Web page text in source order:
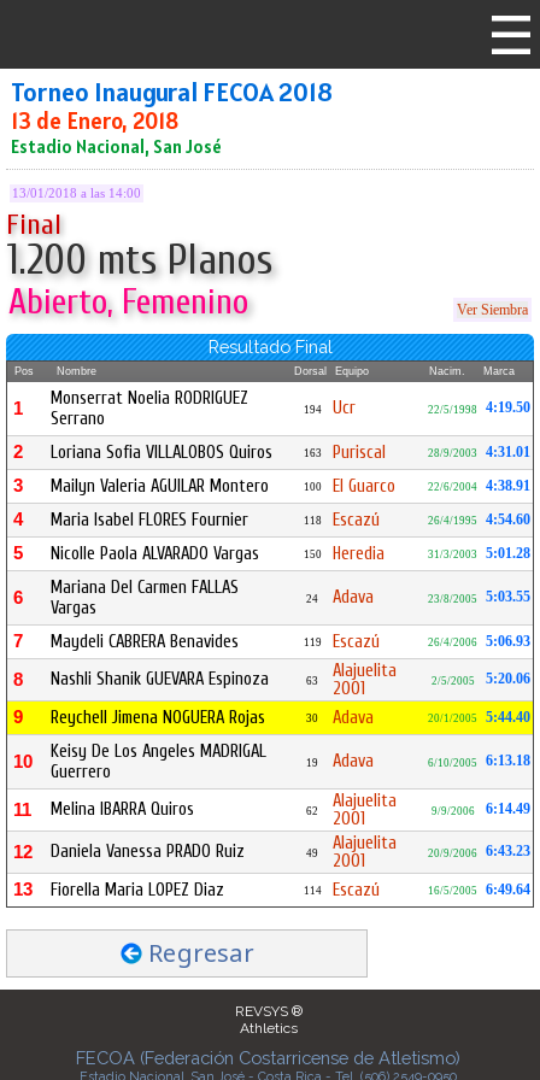
Torneo Inaugural FECOA 2018
13 de Enero, 2018
Estadio Nacional, San José
13/01/2018 a las 14:00
Final
1.200 mts Planos
Abierto, Femenino Ver Siembra
Resultado Final
Pos Nombre Dorsal Equipo Nacim. Marca
1
Monserrat Noelia RODRIGUEZ
Serrano
194 Ucr 22/5/1998 4:19.50
2 Loriana Sofia VILLALOBOS Quiros 163 Puriscal 28/9/2003 4:31.01
3 Mailyn Valeria AGUILAR Montero 100 El Guarco 22/6/2004 4:38.91
4 Maria Isabel FLORES Fournier 118 Escazú 26/4/1995 4:54.60
5 Nicolle Paola ALVARADO Vargas 150 Heredia 31/3/2003 5:01.28
6
Mariana Del Carmen FALLAS
Vargas
24 Adava 23/8/2005 5:03.55
7 Maydeli CABRERA Benavides 119 Escazú 26/4/2006 5:06.93
8 Nashli Shanik GUEVARA Espinoza 63
Alajuelita
2001
2/5/2005 5:20.06
9 Reychell Jimena NOGUERA Rojas 30 Adava 20/1/2005 5:44.40
10
Keisy De Los Angeles MADRIGAL
Guerrero
19 Adava 6/10/2005 6:13.18
11 Melina IBARRA Quiros 62
Alajuelita
2001
9/9/2006 6:14.49
12 Daniela Vanessa PRADO Ruiz 49
Alajuelita
2001
20/9/2006 6:43.23
13 Fiorella Maria LOPEZ Diaz 114 Escazú 16/5/2005 6:49.64
Regresar
REVSYS ®
Athletics
FECOA (Federación Costarricense de Atletismo)
Estadio Nacional, San José - Costa Rica - Tel. (506) 2549-0950